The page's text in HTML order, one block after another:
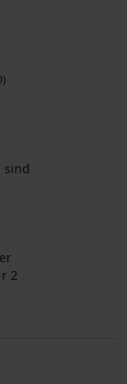
sind
2